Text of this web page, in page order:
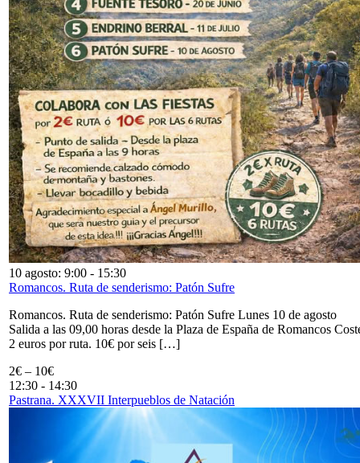
10 agosto: 9:00 - 15:30
Romancos. Ruta de senderismo: Patón Sufre
Romancos. Ruta de senderismo: Patón Sufre Lunes 10 de agosto
Salida a las 09,00 horas desde la Plaza de España de Romancos
2 euros por ruta. 10€ por seis […]
2€ – 10€
12:30 - 14:30
Pastrana. XXXVII Interpueblos de Natación